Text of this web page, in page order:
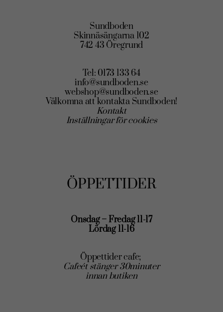
Sundboden
Skinnäsängarna 102
742 43 Öregrund
Tel: 0173 133 64
info@sundboden.se
webshop@sundboden.se
Välkomna att kontakta Sundboden!
Kontakt
Inställningar för cookies
ÖPPETTIDER
Onsdag – Fredag 11-17
Lördag 11-16
Öppettider cafe;
Cafeét stänger 30minuter
innan butiken